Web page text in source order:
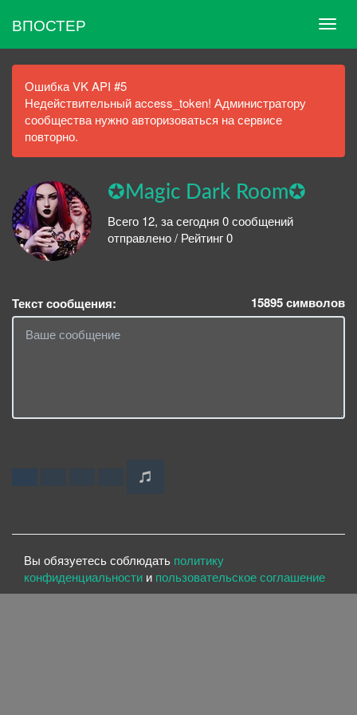
ВПОСТЕР
Ошибка VK API #5
Недействительный access_token! Администратору
сообщества нужно авторизоваться на сервисе
повторно.
✪Magic Dark Room✪
Всего 12, за сегодня 0 сообщений
отправлено / Рейтинг 0
Текст сообщения: 15895символов
Вы обязуетесь соблюдать политику
конфиденциальности и пользовательское соглашение